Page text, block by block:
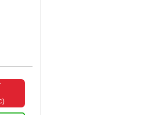
vẫn hiển
bạn